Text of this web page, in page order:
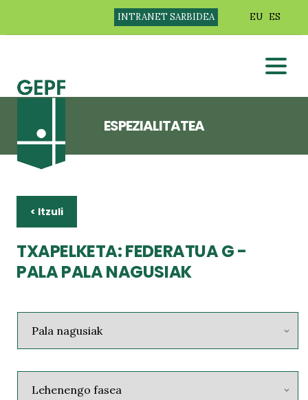
INTRANET SARBIDEA EU ES
ESPEZIALITATEA
< Itzuli
TXAPELKETA: FEDERATUA G -
PALA PALA NAGUSIAK